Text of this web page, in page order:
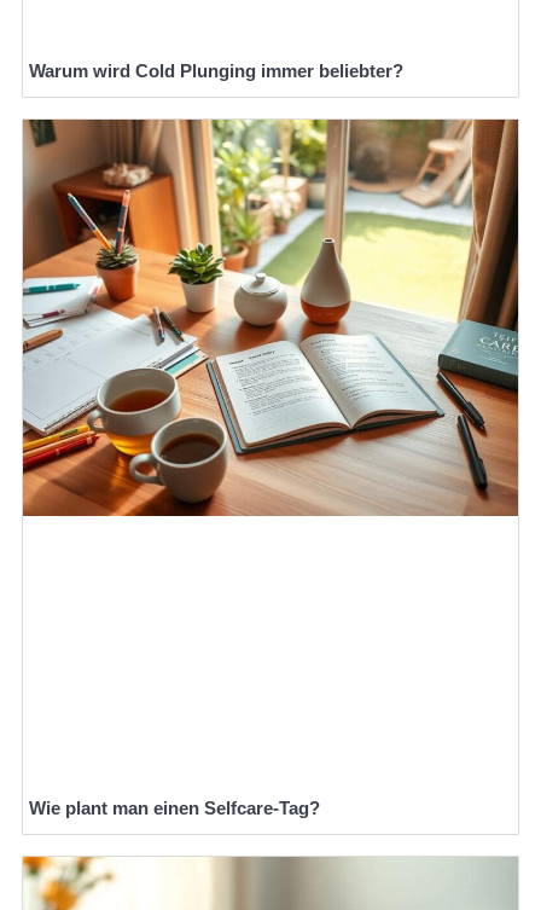
Warum wird Cold Plunging immer beliebter?
Wie plant man einen Selfcare-Tag?